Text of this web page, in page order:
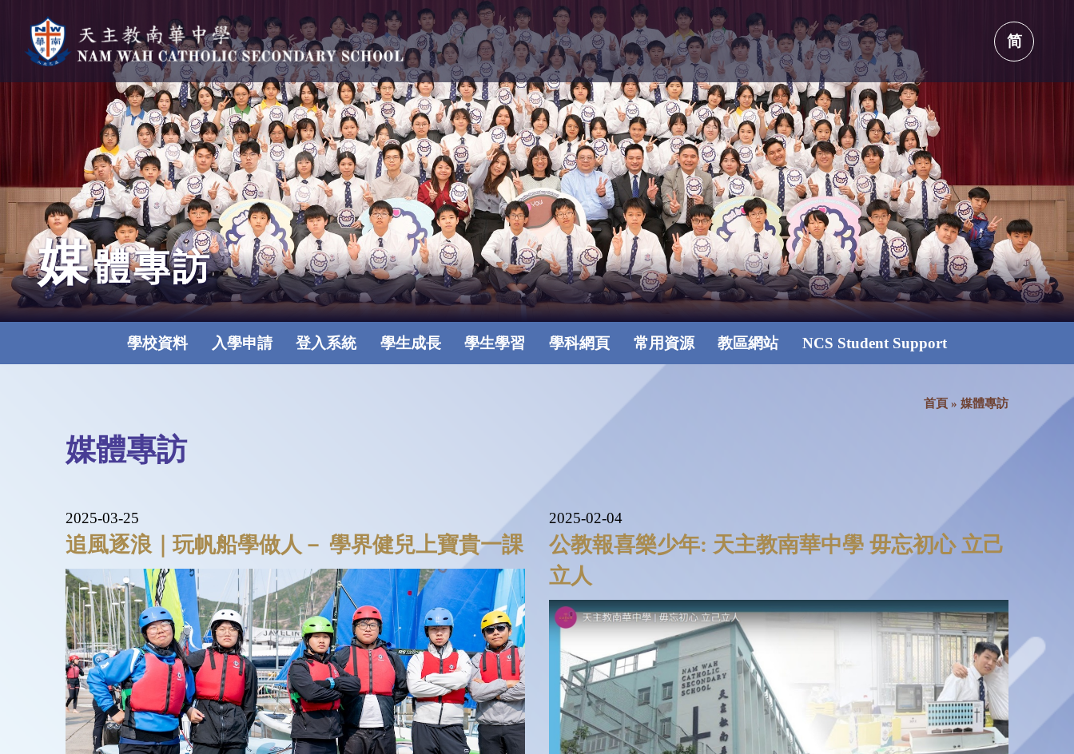
简
媒體專訪
學校資料 入學申請 登入系統 學生成長 學生學習 學科網頁 常用資源 教區網站 NCS Student Support
首頁» 媒體專訪
媒體專訪
2025-03-25
追風逐浪｜玩帆船學做人－ 學界健兒上寶貴一課
2025-02-04
公教報喜樂少年: 天主教南華中學 毋忘初心 立己
立人